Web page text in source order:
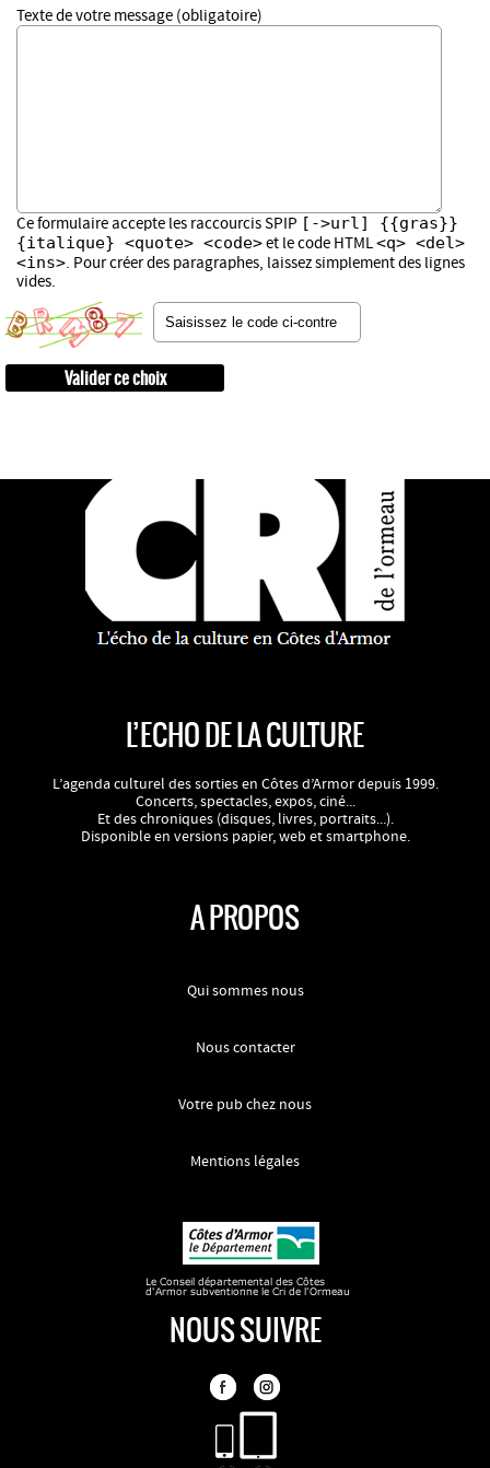
Texte de votre message (obligatoire)
Ce formulaire accepte les raccourcis SPIP [->url] {{gras}}
{italique} <quote> <code>et le code HTML<q> <del>
<ins>. Pour créer des paragraphes, laissez simplement des lignes
vides.
L’ECHO DE LA CULTURE
L’agenda culturel des sorties en Côtes d’Armor depuis 1999.
Concerts, spectacles, expos, ciné...
Et des chroniques (disques, livres, portraits...).
Disponible en versions papier, web et smartphone.
A PROPOS
Qui sommes nous
Nous contacter
Votre pub chez nous
Mentions légales
NOUS SUIVRE